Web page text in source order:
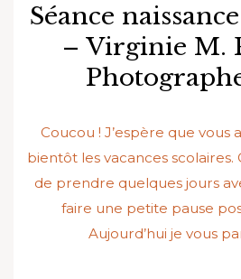
Séance
– Virginie M.
Coucou ! J’espère que vous
bientôt les vacances scolaires.
de prendre quelques jours
faire une petite pause
Aujourd’hui je vous